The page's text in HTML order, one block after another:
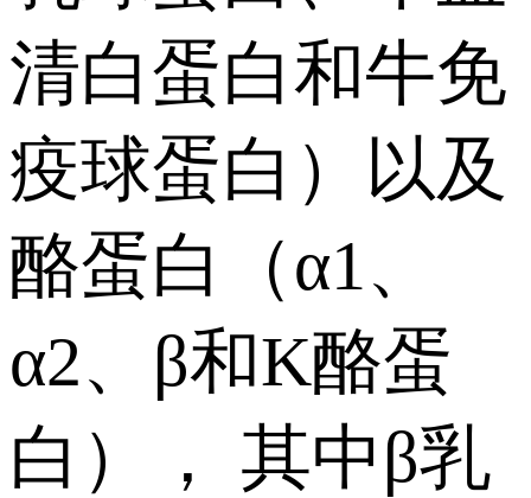
清白蛋白和牛免
疫球蛋白）以及
酪蛋白（α1、
α2、β和K酪蛋
白）， 其中β乳